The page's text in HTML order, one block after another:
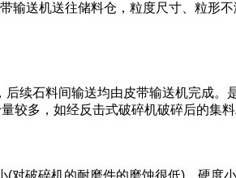
送机送往储料仓，粒度尺寸、粒形
续石料间输送均由皮带输送机完成
较多，如经反击式破碎机破碎后的
破碎机的耐磨件的磨蚀很低)，硬